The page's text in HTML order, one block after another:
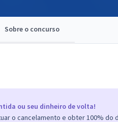
Sobre o concurso
ou seu dinheiro de volta!
o cancelamento e obter 100% do